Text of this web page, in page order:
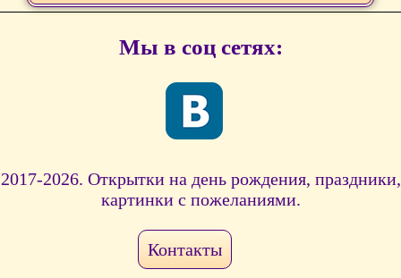
Мы в соц сетях:
2017-2026. Открытки на день рождения, праздники,
картинки с пожеланиями.
Контакты